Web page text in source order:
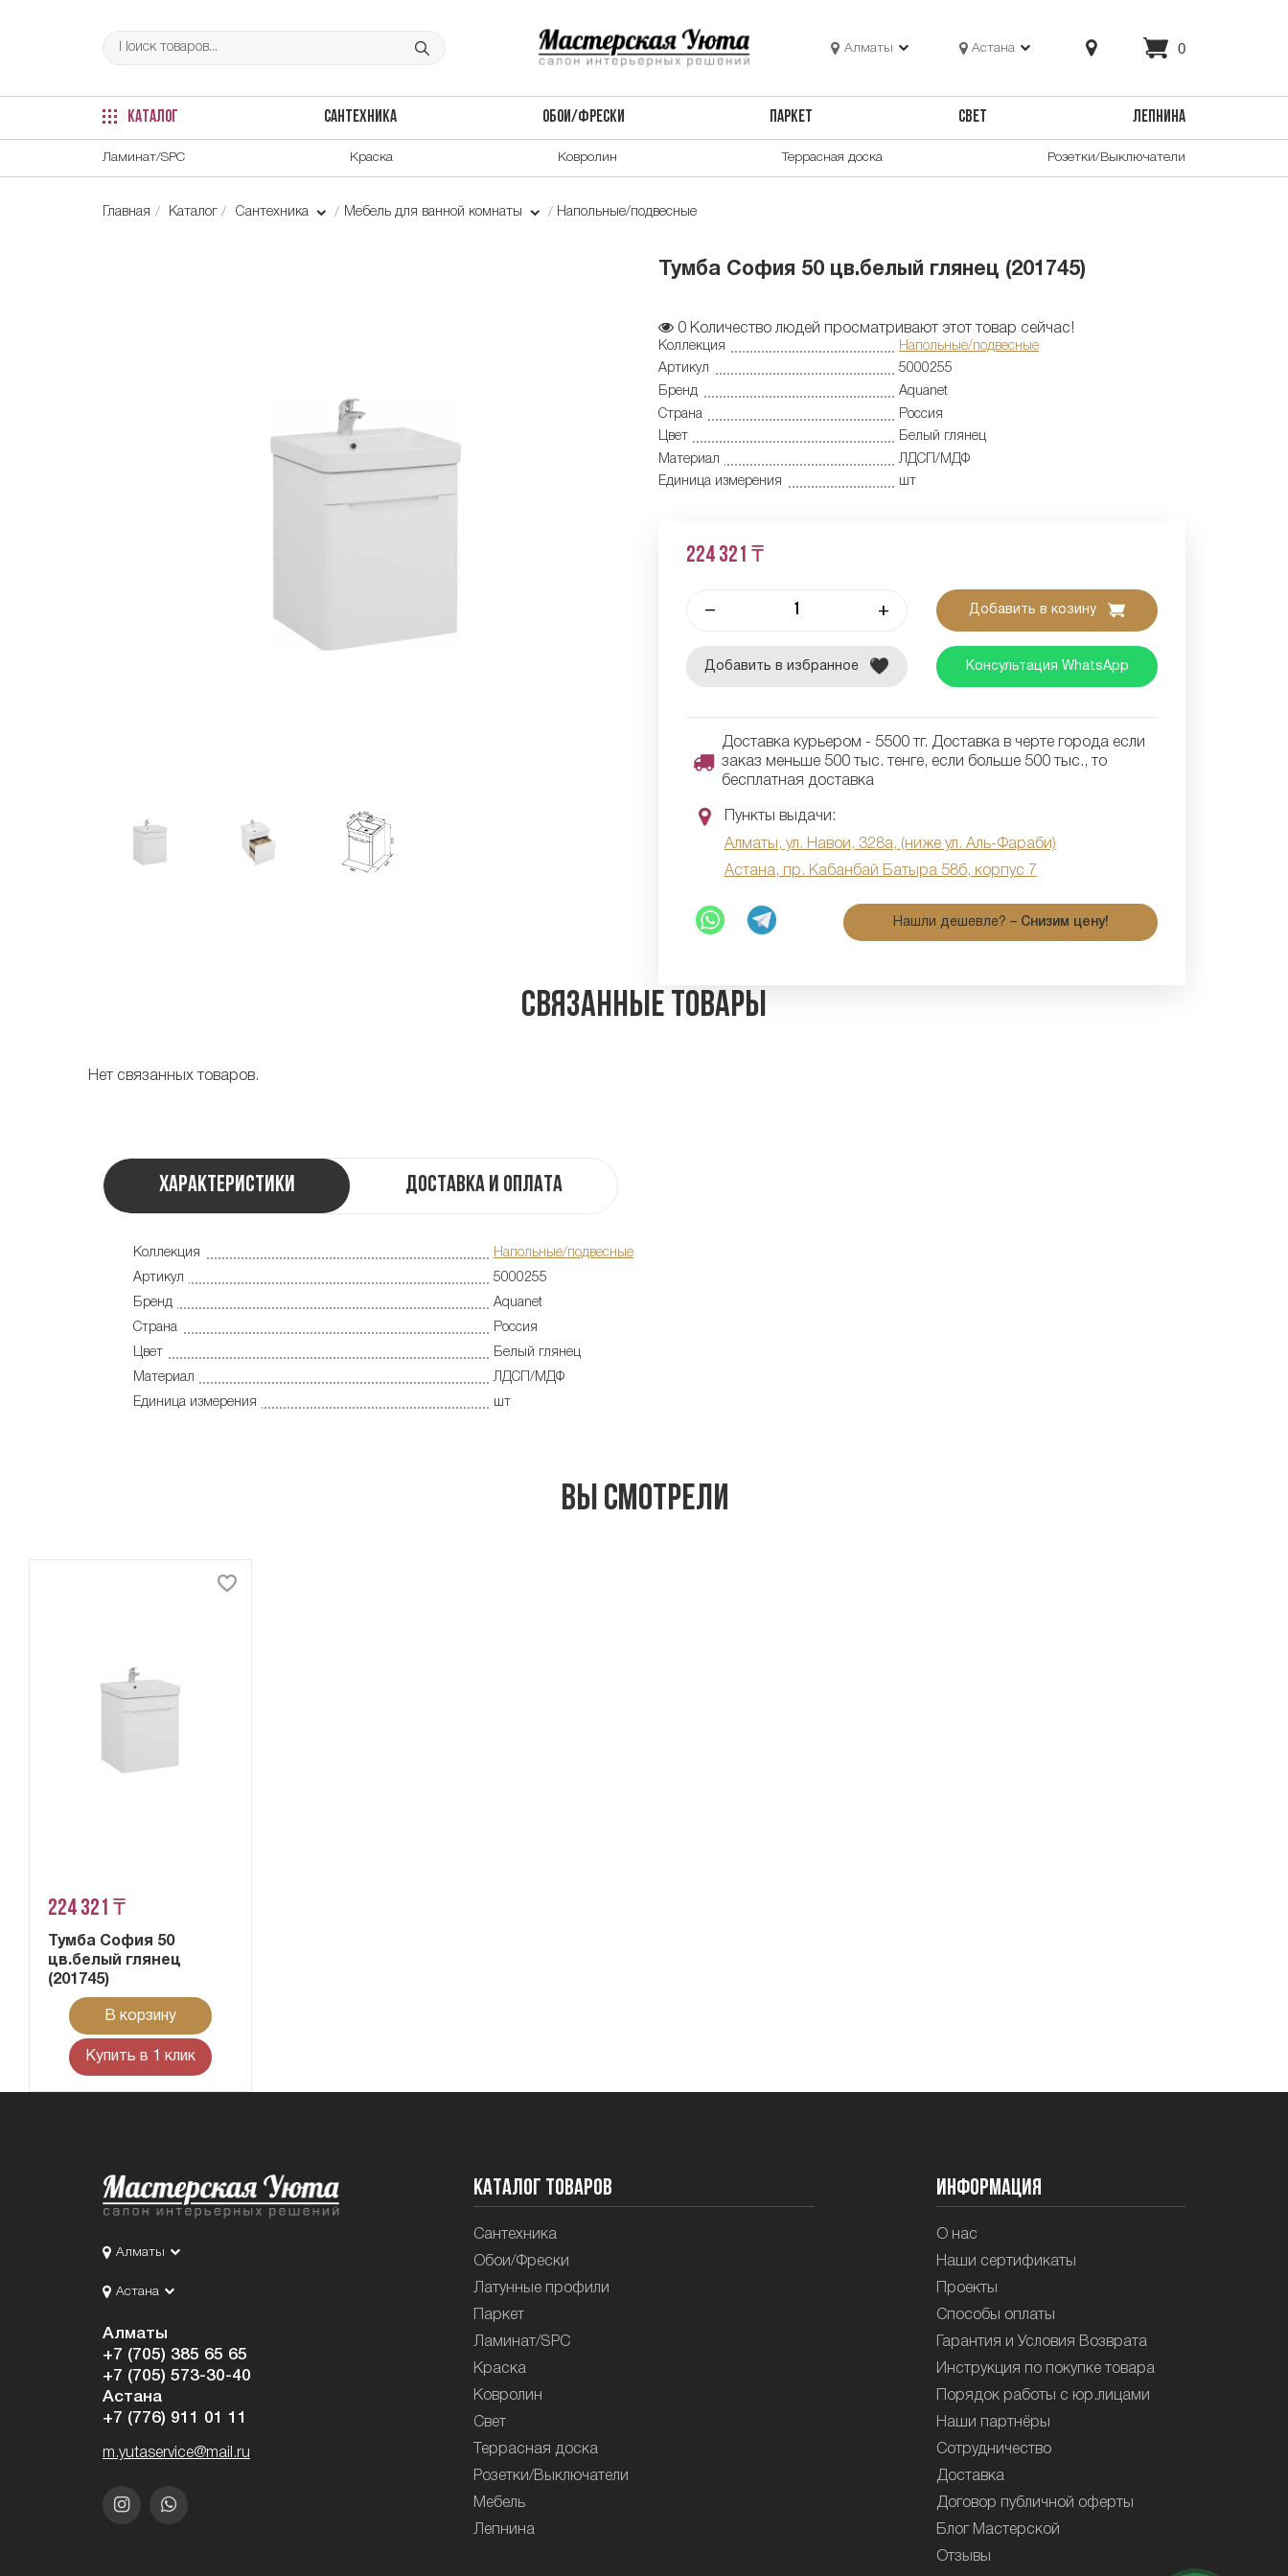
Алматы Астана 0
КАТАЛОГ САНТЕХНИКА ОБОИ/ФРЕСКИ ПАРКЕТ СВЕТ ЛЕПНИНА
Ламинат/SPC Краска Ковролин Террасная доска Розетки/Выключатели
Главная Каталог Сантехника Мебель для ванной комнаты Напольные/подвесные
Тумба София 50 цв.белый глянец (201745)
0 Количество людей просматривают этот товар сейчас!
Коллекция
Напольные/подвесные
Артикул
5000255
Бренд
Aquanet
Страна
Россия
Цвет
Белый глянец
Материал
ЛДСП/МДФ
Единица измерения
шт
224 321 ₸
– + Добавить в козину
Добавить в избранное Консультация WhatsApp
Доставка курьером - 5500 тг. Доставка в черте города если
заказ меньше 500 тыс. тенге, если больше 500 тыс., то
бесплатная доставка
Пункты выдачи:
Алматы, ул. Навои, 328а, (ниже ул. Аль-Фараби)
Астана, пр. Кабанбай Батыра 58б, корпус 7
Нашли дешевле? – Снизим цену!
Связанные товары
Нет связанных товаров.
Характеристики Доставка и оплата
Коллекция
Напольные/подвесные
Артикул
5000255
Бренд
Aquanet
Страна
Россия
Цвет
Белый глянец
Материал
ЛДСП/МДФ
Единица измерения
шт
Вы смотрели
224 321 ₸
Тумба София 50
цв.белый глянец
(201745)
В корзину
Купить в 1 клик
Алматы
Астана
Алматы
+7 (705) 385 65 65
+7 (705) 573-30-40
Астана
+7 (776) 911 01 11
m.yutaservice@mail.ru
Каталог товаров
Сантехника
Обои/Фрески
Латунные профили
Паркет
Ламинат/SPC
Краска
Ковролин
Свет
Террасная доска
Розетки/Выключатели
Мебель
Лепнина
Информация
О нас
Наши сертификаты
Проекты
Способы оплаты
Гарантия и Условия Возврата
Инструкция по покупке товара
Порядок работы с юр.лицами
Наши партнёры
Сотрудничество
Доставка
Договор публичной оферты
Блог Мастерской
Отзывы